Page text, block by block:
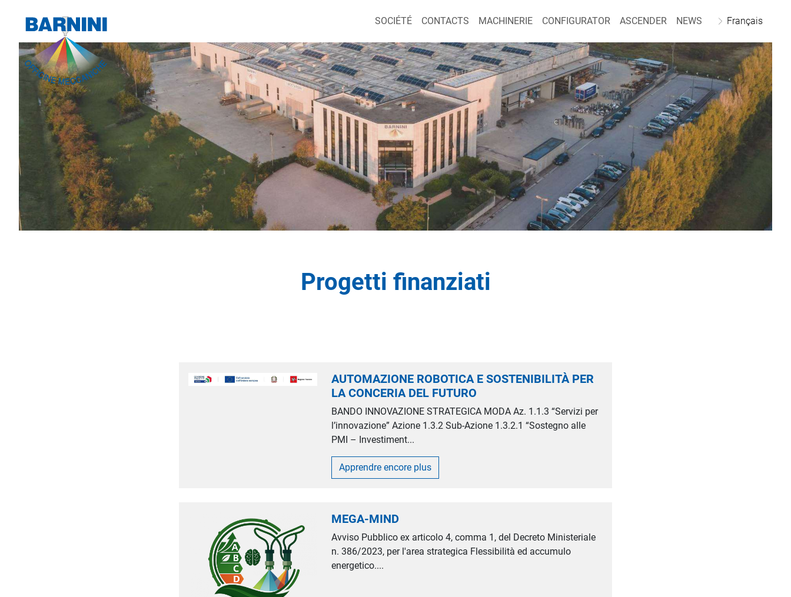
SOCIÉTÉ CONTACTS MACHINERIE CONFIGURATOR ASCENDER NEWS Français
Progetti finanziati
AUTOMAZIONE ROBOTICA E SOSTENIBILITÀ PER
LA CONCERIA DEL FUTURO
BANDO INNOVAZIONE STRATEGICA MODA Az. 1.1.3 “Servizi per
l’innovazione” Azione 1.3.2 Sub-Azione 1.3.2.1 “Sostegno alle
PMI – Investiment...
Apprendre encore plus
MEGA-MIND
Avviso Pubblico ex articolo 4, comma 1, del Decreto Ministeriale
n. 386/2023, per l'area strategica Flessibilità ed accumulo
energetico....